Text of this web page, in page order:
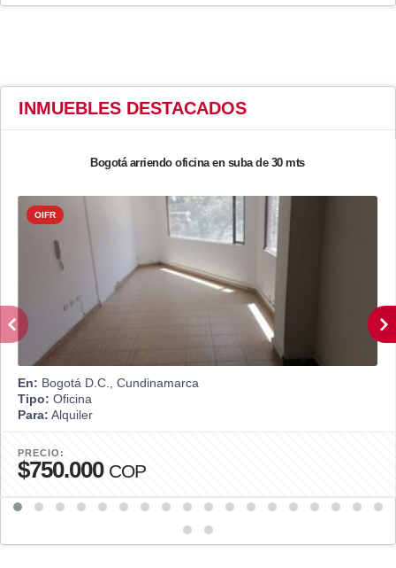
INMUEBLES DESTACADOS
Bogotá arriendo oficina en suba de 30 mts
OIFR
En: Bogotá D.C., Cundinamarca
Tipo: Oficina
Para: Alquiler
PRECIO:
$750.000 COP